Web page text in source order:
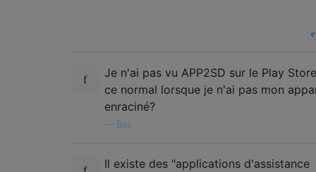
Je n'ai pas vu APP2SD sur le Play
ce normal lorsque je n'ai pas mon
enraciné?
Bas
Il existe des "applications d'assistance